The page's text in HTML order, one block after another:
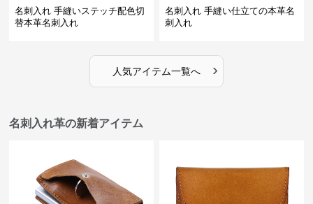
名刺入れ 手縫いステッチ配色切
替本革名刺入れ
名刺入れ 手縫い仕立ての本革名
刺入れ
人気アイテム一覧へ ›
名刺入れ革の新着アイテム